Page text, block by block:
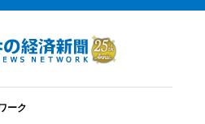
ーク